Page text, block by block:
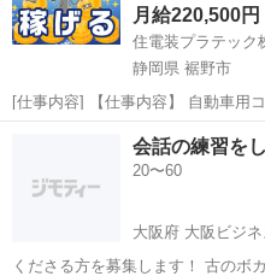
月給220,500円
住電装プラテック
静岡県 裾野市
[仕事内容] 【仕事内容】 自動車用
業務をお願いいたします。 ■生産
機、組立機など） ■生産段取り ■箱替
務の変更の範囲） 会社...
工場
会話の練習を
20〜60
大阪府 大阪ビジ
くださる方を募集します！